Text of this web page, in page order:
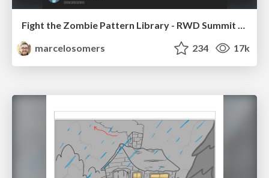
Fight the Zombie Pattern Library - RWD Summit 2016
marcelosomers
234 17k